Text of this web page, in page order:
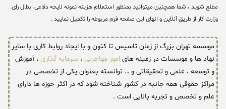
مطلع شوید ، شما همچنین میتوانید بمنظور استعلام هزینه نمونه لایحه دفاعی ابطال رای
وزارت کار از طریق آنلاین و انهای این صفحه فرم مربوطه را تکمیل نمایید .
موسسه تهران بزرگ از زمان تاسیس تا کنون و با ایجاد روابط کاری با سایر
نهاد ها و موسسات در زمینه های امور مهاجرتی ، سرمایه گذاری ، آموزش
و توسعه ، علمی و تحقیقاتی و … توانسته بعنوان یکی از تخصصی در
مراکز حقوقی همه جانبه در کشور شناخته شود که در اکثر حوزه ها دارای
علم و تخصص و تجربه بالایی است .